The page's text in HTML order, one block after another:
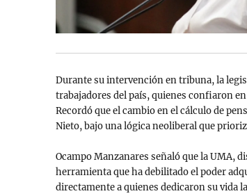
Durante su intervención en tribuna, la
trabajadores del país, quienes confiaron
Recordó que el cambio en el cálculo de
Nieto, bajo una lógica neoliberal que
Ocampo Manzanares señaló que la UMA,
herramienta que ha debilitado el poder
directamente a quienes dedicaron su vida